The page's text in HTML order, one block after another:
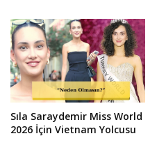
Sıla Saraydemir Miss World
2026 İçin Vietnam Yolcusu